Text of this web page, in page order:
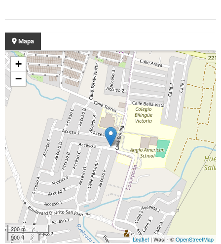
Mapa
+
−
200 m
500 ft
Leaflet | Wasi - ©OpenStreetMap